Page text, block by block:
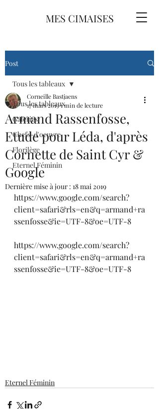
MES CIMAISES
Post
Tous les tableaux
Galeries
Chefs-d'oeuvre
Florilège
Eternel Féminin
Tous les tableaux
Armand Rassenfosse,
Etude pour Léda, d'après
Cornette de Saint Cyr &
Google
Corneille Bastjaens
17 mars 20191 min de lecture
Dernière mise à jour : 18 mai 2019
https://www.google.com/search?
client=safari&rls=en&q=armand+ra
ssenfosse&ie=UTF-8&oe=UTF-8
https://www.google.com/search?
client=safari&rls=en&q=armand+ra
ssenfosse&ie=UTF-8&oe=UTF-8
Eternel Féminin